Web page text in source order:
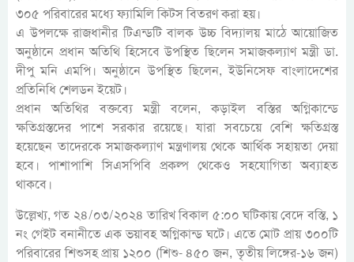
৩০৫ পরিবারের মধ্যে ফ্যামিলি কিটস বিতরণ করা হয়।
এ উপলক্ষে রাজধানীর টিএন্ডটি বালক উচ্চ বিদ্যালয় মাঠে আয়োজিত
অনুষ্ঠানে প্রধান অতিথি হিসেবে উপস্থিত ছিলেন সমাজকল্যাণ মন্ত্রী ডা.
দীপু মনি এমপি। অনুষ্ঠানে উপস্থিত ছিলেন, ইউনিসেফ বাংলাদেশের
প্রতিনিধি শেলডন ইয়েট।
প্রধান অতিথির বক্তব্যে মন্ত্রী বলেন, কড়াইল বস্তির অগ্নিকান্ডে
ক্ষতিগ্রস্তদের পাশে সরকার রয়েছে। যারা সবচেয়ে বেশি ক্ষতিগ্রস্ত
হয়েছেন তাদেরকে সমাজকল্যাণ মন্ত্রণালয় থেকে আর্থিক সহায়তা দেয়া
হবে। পাশাপাশি সিএসপিবি প্রকল্প থেকেও সহযোগিতা অব্যাহত
থাকবে।
উল্লেখ্য, গত ২৪/০৩/২০২৪ তারিখ বিকাল ৫:০০ ঘটিকায় বেদে বস্তি, ১
নং গেইট বনানীতে এক ভয়াবহ অগ্নিকান্ড ঘটে। এতে মোট প্রায় ৩০০টি
পরিবারের শিশুসহ প্রায় ১২০০ (শিশু- ৪৫০ জন, তৃতীয় লিঙ্গের-১৬ জন)